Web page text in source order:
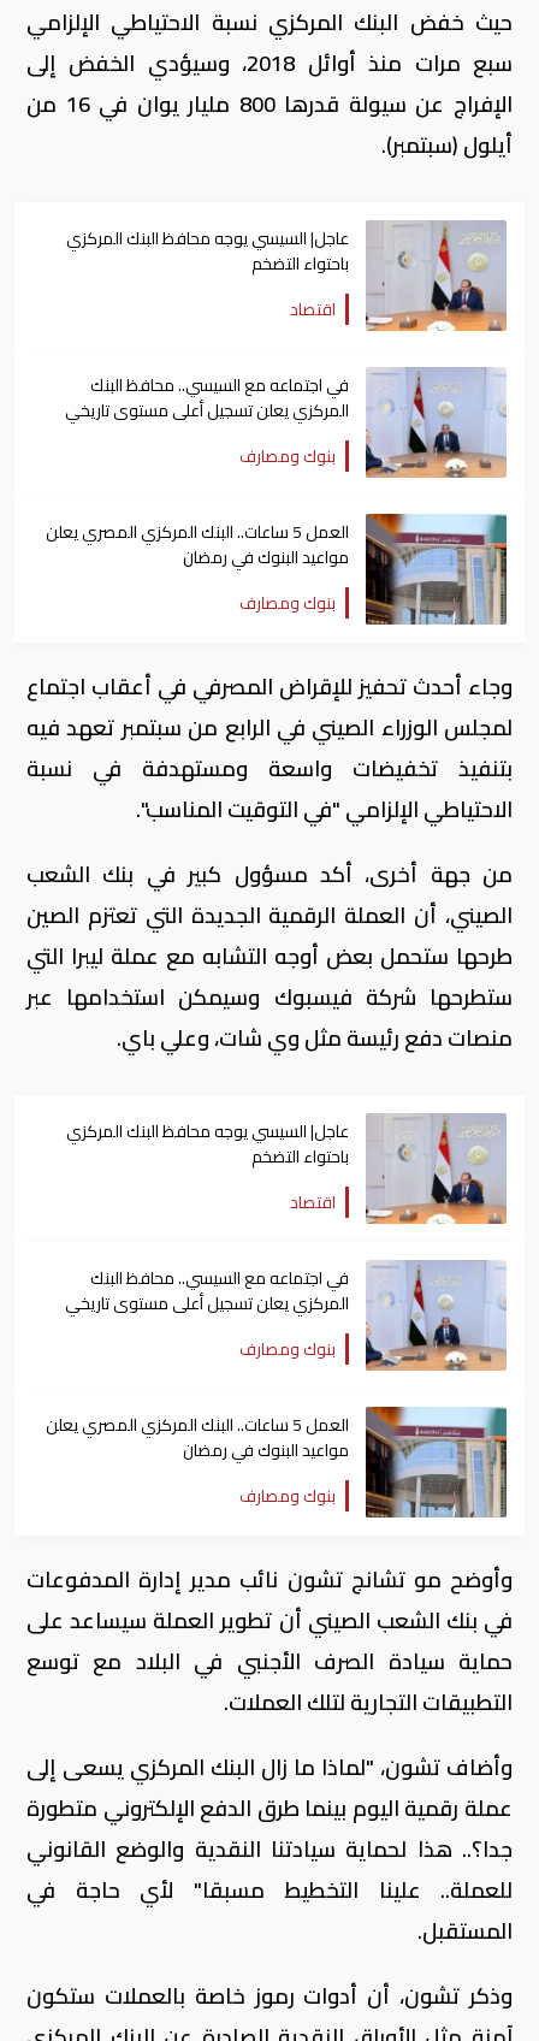
حيث خفض البنك المركزي نسبة الاحتياطي الإلزامي
سبع مرات منذ أوائل 2018، وسيؤدي الخفض إلى
الإفراج عن سيولة قدرها 800 مليار يوان في 16 من
أيلول (سبتمبر).
عاجل| السيسي يوجه محافظ البنك المركزي
باحتواء التضخم
اقتصاد
في اجتماعه مع السيسي.. محافظ البنك
المركزي يعلن تسجيل أعلى مستوى تاريخي
للاحتياطي الدولي
بنوك ومصارف
العمل 5 ساعات.. البنك المركزي المصري يعلن
مواعيد البنوك في رمضان
بنوك ومصارف
وجاء أحدث تحفيز للإقراض المصرفي في أعقاب اجتماع
لمجلس الوزراء الصيني في الرابع من سبتمبر تعهد فيه
بتنفيذ تخفيضات واسعة ومستهدفة في نسبة
الاحتياطي الإلزامي "في التوقيت المناسب".
من جهة أخرى، أكد مسؤول كبير في بنك الشعب
الصيني، أن العملة الرقمية الجديدة التي تعتزم الصين
طرحها ستحمل بعض أوجه التشابه مع عملة ليبرا التي
ستطرحها شركة فيسبوك وسيمكن استخدامها عبر
منصات دفع رئيسة مثل وي شات، وعلي باي.
عاجل| السيسي يوجه محافظ البنك المركزي
باحتواء التضخم
اقتصاد
في اجتماعه مع السيسي.. محافظ البنك
المركزي يعلن تسجيل أعلى مستوى تاريخي
للاحتياطي الدولي
بنوك ومصارف
العمل 5 ساعات.. البنك المركزي المصري يعلن
مواعيد البنوك في رمضان
بنوك ومصارف
وأوضح مو تشانج تشون نائب مدير إدارة المدفوعات
في بنك الشعب الصيني أن تطوير العملة سيساعد على
حماية سيادة الصرف الأجنبي في البلاد مع توسع
التطبيقات التجارية لتلك العملات.
وأضاف تشون، "لماذا ما زال البنك المركزي يسعى إلى
عملة رقمية اليوم بينما طرق الدفع الإلكتروني متطورة
جدا؟.. هذا لحماية سيادتنا النقدية والوضع القانوني
للعملة.. علينا التخطيط مسبقا" لأي حاجة في
المستقبل.
وذكر تشون، أن أدوات رموز خاصة بالعملات ستكون